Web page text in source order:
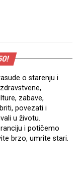
o starenju i
zabave,
povezati i
u životu.
i potičemo
brzo, umrite stari.